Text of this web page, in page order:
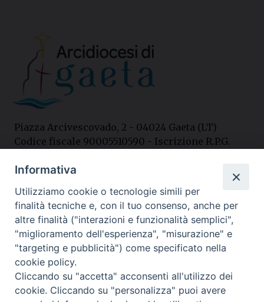
Piazza Arcivescovado, 2 - 04024 Gaeta (LT)
Codice fiscale 90005510590 - Iscrizione R.P.G.
Contatti
Curia
Tel. 0771.740341
Palazzo De Vio
Tel. 0771.464088
Informativa
Utilizziamo cookie o tecnologie simili per
finalità tecniche e, con il tuo consenso, anche per
altre finalità ("interazioni e funzionalità semplici",
"miglioramento dell'esperienza", "misurazione" e
"targeting e pubblicità") come specificato nella
cookie policy.
Cliccando su "accetta" acconsenti all'utilizzo dei
cookie. Cliccando su "personalizza" puoi avere